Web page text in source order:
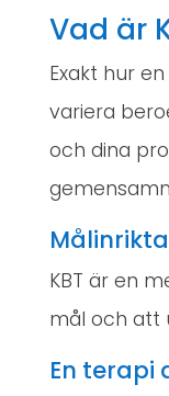
Vad är
Exakt hur
variera
och dina
KBT är en
mål och att
En terapi